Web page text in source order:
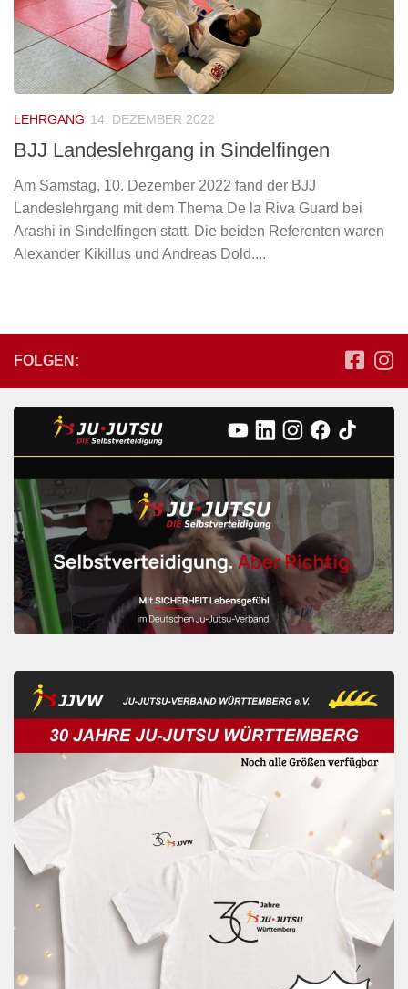
LEHRGANG 14. DEZEMBER 2022
BJJ Landeslehrgang in Sindelfingen
Am Samstag, 10. Dezember 2022 fand der BJJ
Landeslehrgang mit dem Thema De la Riva Guard bei
Arashi in Sindelfingen statt. Die beiden Referenten waren
Alexander Kikillus und Andreas Dold....
FOLGEN: